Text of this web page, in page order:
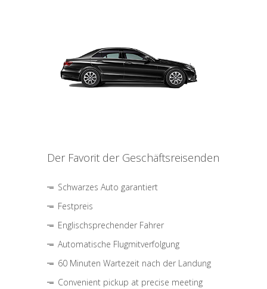
Der Favorit der Geschäftsreisenden
Schwarzes Auto garantiert
Festpreis
Englischsprechender Fahrer
Automatische Flugmitverfolgung
60 Minuten Wartezeit nach der Landung
Convenient pickup at precise meeting